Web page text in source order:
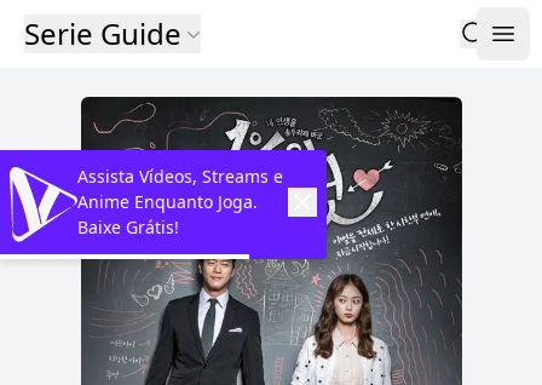
Serie Guide
Assista Vídeos, Streams e
Anime Enquanto Joga.
Baixe Grátis!